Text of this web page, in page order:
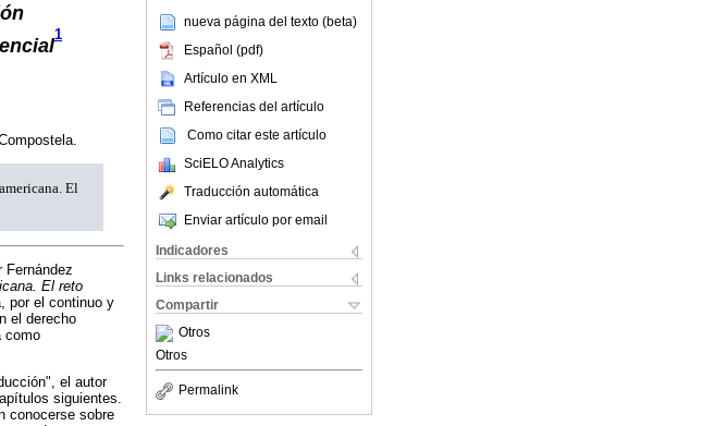
nueva página del texto (beta)
Español (pdf)
Artículo en XML
Referencias del artículo
Como citar este artículo
SciELO Analytics
Traducción automática
Enviar artículo por email
Indicadores
Links relacionados
Compartir
Otros
Otros
Permalink
1
El
Fernández
El reto
por el continuo y
el derecho
como
el autor
siguientes.
conocerse sobre